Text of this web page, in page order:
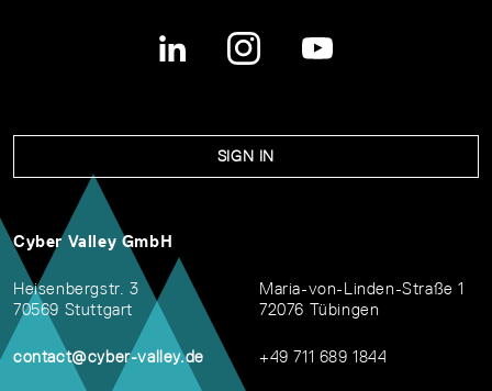
SIGN IN
Cyber Valley GmbH
Heisenbergstr. 3
70569 Stuttgart
contact@cyber-valley.de
Maria-von-Linden-Straße 1
72076 Tübingen
+49 711 689 1844